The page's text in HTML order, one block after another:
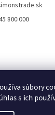
súbory
s ich
800 000